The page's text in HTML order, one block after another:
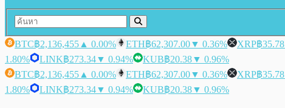
BTC฿2,136,455 ▲ 0.00% ETH฿62,307.00▼ 0.36% XRP฿35.78
1.80%
LINK฿273.34▼ 0.94% KUB฿20.38▼ 0.96%
BTC฿2,136,455 ▲ 0.00% ETH฿62,307.00▼ 0.36% XRP฿35.78
1.80%
LINK฿273.34▼ 0.94% KUB฿20.38▼ 0.96%